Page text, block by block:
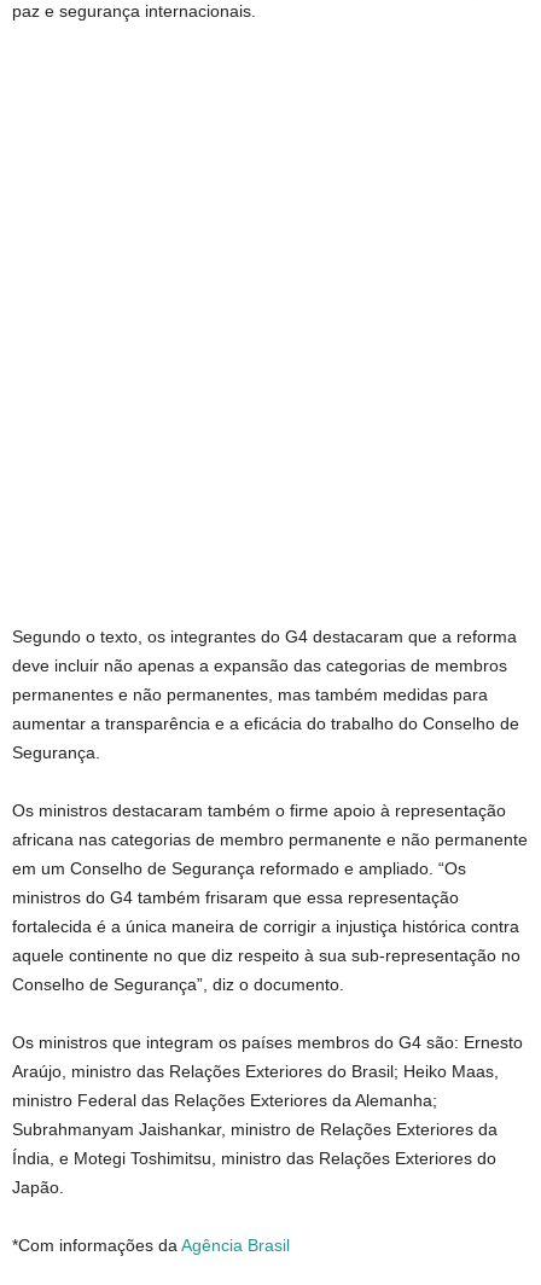
paz e segurança internacionais.
Segundo o texto, os integrantes do G4 destacaram que a reforma
deve incluir não apenas a expansão das categorias de membros
permanentes e não permanentes, mas também medidas para
aumentar a transparência e a eficácia do trabalho do Conselho de
Segurança.
Os ministros destacaram também o firme apoio à representação
africana nas categorias de membro permanente e não permanente
em um Conselho de Segurança reformado e ampliado. “Os
ministros do G4 também frisaram que essa representação
fortalecida é a única maneira de corrigir a injustiça histórica contra
aquele continente no que diz respeito à sua sub-representação no
Conselho de Segurança”, diz o documento.
Os ministros que integram os países membros do G4 são: Ernesto
Araújo, ministro das Relações Exteriores do Brasil; Heiko Maas,
ministro Federal das Relações Exteriores da Alemanha;
Subrahmanyam Jaishankar, ministro de Relações Exteriores da
Índia, e Motegi Toshimitsu, ministro das Relações Exteriores do
Japão.
*Com informações da Agência Brasil